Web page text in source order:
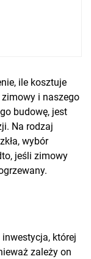
ile kosztuje
i naszego
budowę, jest
Na rodzaj
wybór
jeśli zimowy
której
zależy on